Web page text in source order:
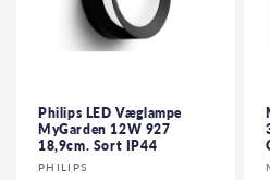
Philips LED Væglampe
MyGarden 12W 927
18,9cm. Sort IP44
Forhandler:
PHILIPS